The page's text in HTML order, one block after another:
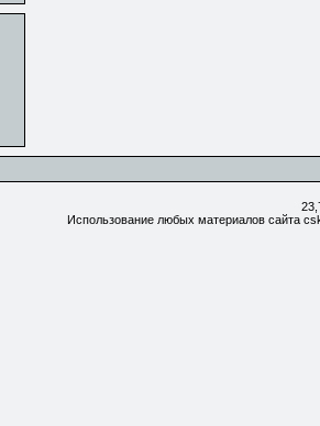
Использование любых материалов сайта